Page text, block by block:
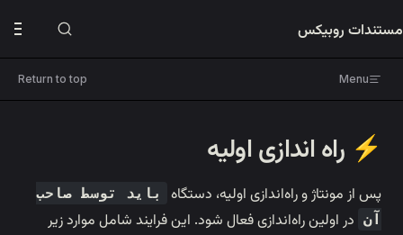
📘 مشخصات
🔋 شارژ و باتری
💾 نصب برنامه
👨‍💼 مدیریت حساب
اولیه
اولیه، دستگاه باید توسط صاحب
فعال شود. این فرایند شامل موارد زیر